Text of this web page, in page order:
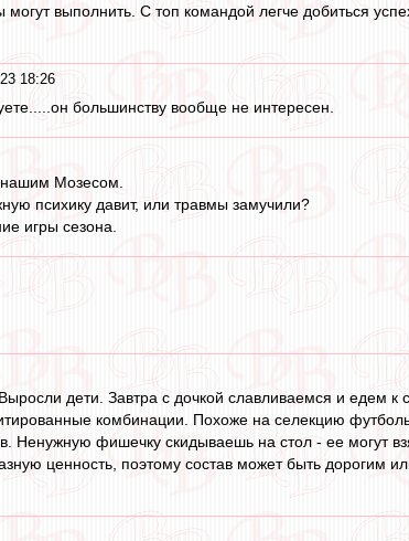
могут выполнить. С топ командой легче добиться
18:26
большинству вообще не интересен.
Мозесом.
психику давит, или травмы замучили?
игры сезона.
дети. Завтра с дочкой славливаемся и едем к
комбинации. Похоже на селекцию
Ненужную фишечку скидываешь на стол - ее могут
ценность, поэтому состав может быть дорогим